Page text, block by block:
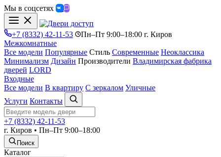
Мы в соцсетях
+7 (8332) 42-11-53
Пн–Пт 9:00–18:00 г. Киров
Межкомнатные
Все модели Популярные Стиль Современные Неоклассика
Минимализм Дизайн Производители Владимирская фабрика
дверей LORD
Входные
Все модели В квартиру С зеркалом Уличные
Услуги Контакты
+7 (8332) 42-11-53
г. Киров • Пн–Пт 9:00–18:00
Поиск
Каталог